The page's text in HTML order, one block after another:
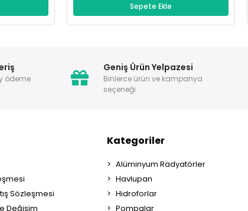
Sepete Ekle
ödeme
Geniş Ürün Yelpazesi
Binlerce ürün ve kampanya
seçeneği
Sözleşmesi
Değişim
Kategoriler
Alüminyum Radyatörler
Havlupan
Hidroforlar
Pompalar